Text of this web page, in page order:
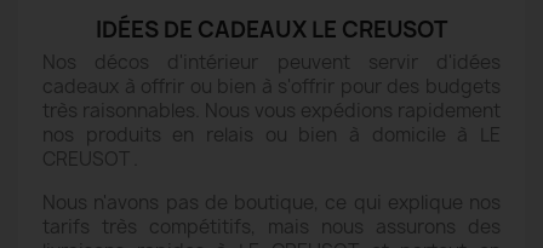
IDÉES DE CADEAUX LE CREUSOT
Nos décos d'intérieur peuvent servir d'idées
cadeaux à offrir ou bien à s'offrir pour des budgets
très raisonnables. Nous vous expédions rapidement
nos produits en relais ou bien à domicile à LE
CREUSOT .
Nous n'avons pas de boutique, ce qui explique nos
tarifs très compétitifs, mais nous assurons des